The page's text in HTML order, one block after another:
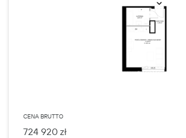
CENA BRUTTO
724 920 zł